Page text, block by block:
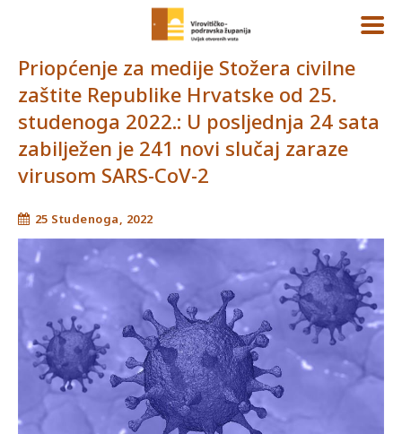
Priopćenje za medije Stožera civilne
zaštite Republike Hrvatske od 25.
studenoga 2022.: U posljednja 24 sata
zabilježen je 241 novi slučaj zaraze
virusom SARS-CoV-2
25 Studenoga, 2022